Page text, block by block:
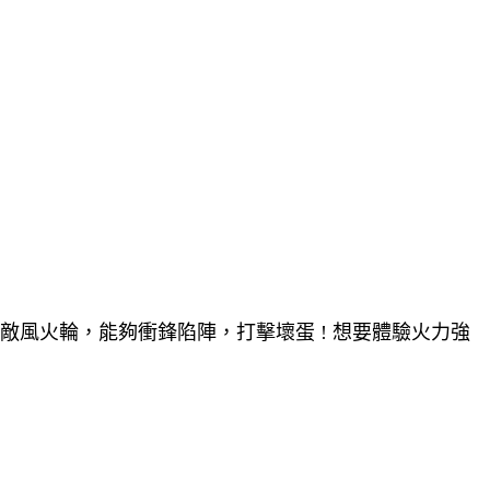
風火輪，能夠衝鋒陷陣，打擊壞蛋 ! 想要體驗火力強